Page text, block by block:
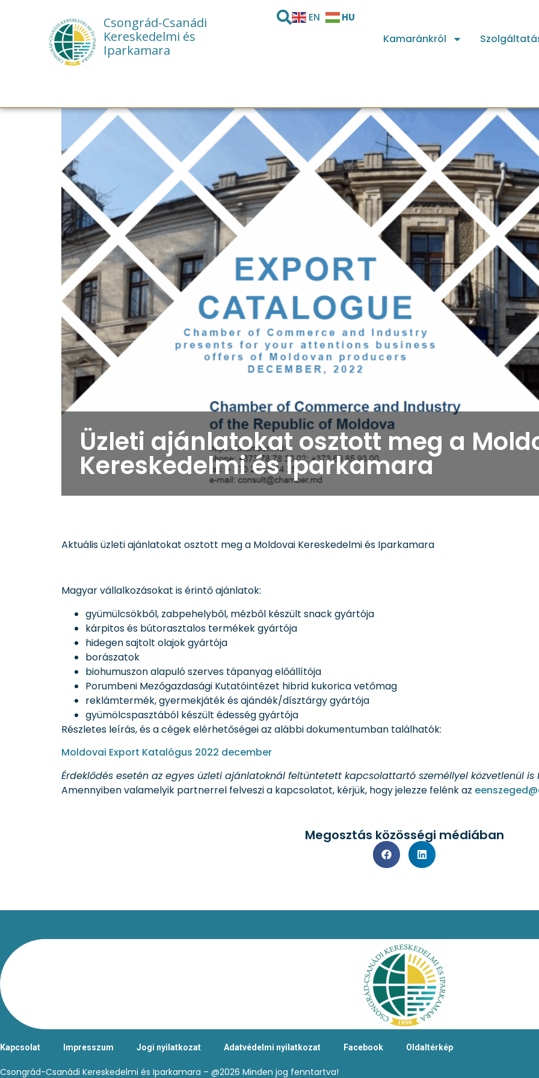
Csongrád-Csanádi
Kereskedelmi és
Iparkamara
EN HU
Kamaránkról
Üzleti ajánlatokat osztott meg a
Kereskedelmi és Iparkamara
Aktuális üzleti ajánlatokat osztott meg a Moldovai Kereskedelmi és Iparkamara
Magyar vállalkozásokat is érintő ajánlatok:
gyümülcsökből, zabpehelyből, mézből készült snack gyártója
kárpitos és bútorasztalos termékek gyártója
hidegen sajtolt olajok gyártója
borászatok
biohumuszon alapuló szerves tápanyag előállítója
Porumbeni Mezőgazdasági Kutatóintézet hibrid kukorica vetőmag
reklámtermék, gyermekjáték és ajándék/dísztárgy gyártója
gyümölcspasztából készült édesség gyártója
Részletes leírás, és a cégek elérhetőségei az alábbi dokumentumban találhatók:
Moldovai Export Katalógus 2022 december
Érdeklődés esetén az egyes üzleti ajánlatoknál feltüntetett kapcsolattartó személlyel közvetlenül
Amennyiben valamelyik partnerrel felveszi a kapcsolatot, kérjük, hogy jelezze felénk az
Megosztás közösségi médiában
Kapcsolat Impresszum Jogi nyilatkozat Adatvédelmi nyilatkozat Facebook Oldaltérkép
Csongrád-Csanádi Kereskedelmi és Iparkamara – @2026 Minden jog fenntartva!